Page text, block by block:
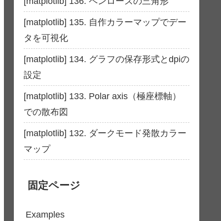
[matplotlib] 135. 自作カラーマップでデー
タを可視化
[matplotlib] 134. グラフの保存形式とdpiの
設定
[matplotlib] 133. Polar axis（極座標軸）
での散布図
[matplotlib] 132. ダークモード発散カラー
マップ
固定ページ
Examples